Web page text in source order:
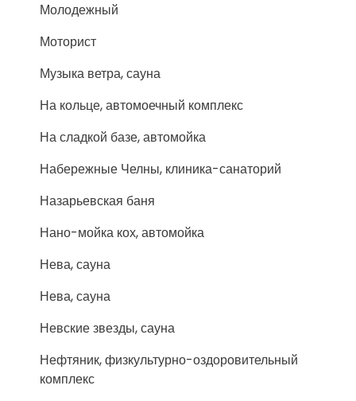
Молодежный
Моторист
Музыка ветра, сауна
На кольце, автомоечный комплекс
На сладкой базе, автомойка
Набережные Челны, клиника-санаторий
Назарьевская баня
Нано-мойка кох, автомойка
Нева, сауна
Нева, сауна
Невские звезды, сауна
Нефтяник, физкультурно-оздоровительный
комплекс